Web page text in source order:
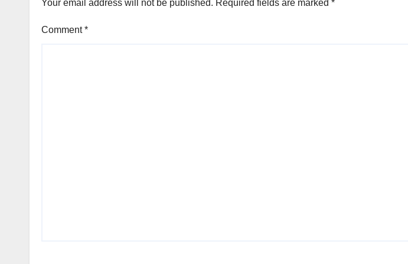
Your email address will not be published. Required fields are marked *
Comment*